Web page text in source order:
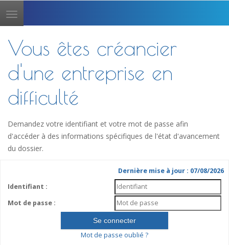
Toggle
navigation
Vous êtes créancier
d'une entreprise en
difficulté
Demandez votre identifiant et votre mot de passe afin
d'accéder à des informations spécifiques de l'état d'avancement
du dossier.
Dernière mise à jour : 07/08/2026
Identifiant :
Mot de passe :
Mot de passe oublié ?